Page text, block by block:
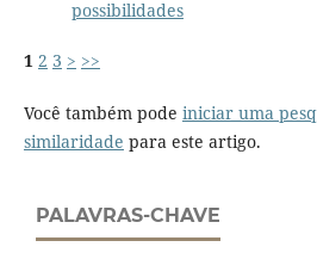
possibilidades
1 2 3 > >>
Você também pode iniciar uma
similaridade para este artigo.
PALAVRAS-CHAVE